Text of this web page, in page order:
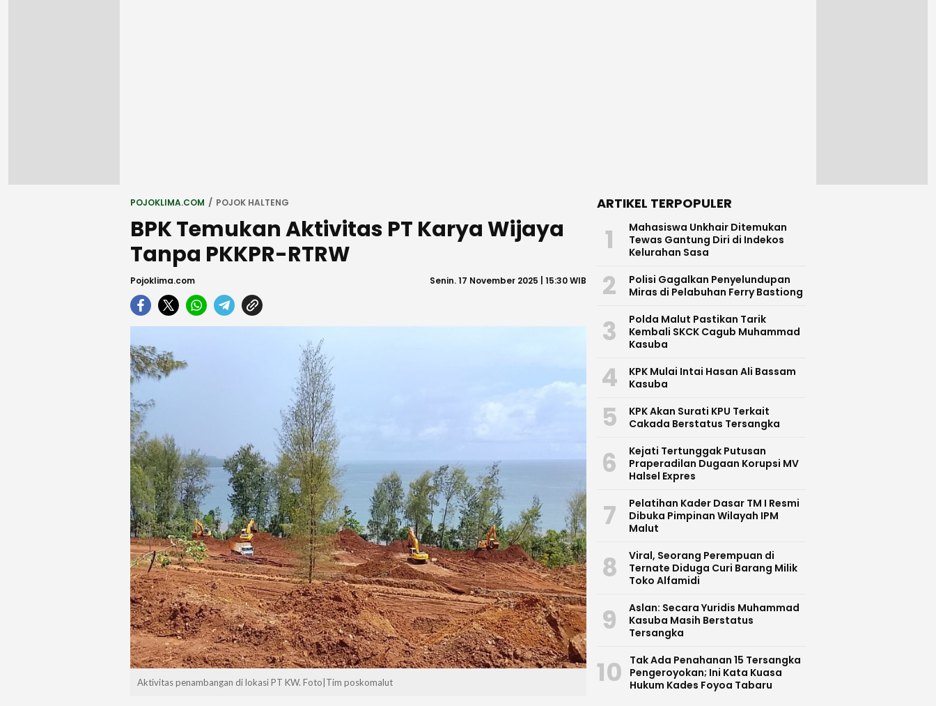
POJOKLIMA.COM POJOK HALTENG
BPK Temukan Aktivitas PT Karya Wijaya
Tanpa PKKPR-RTRW
Pojoklima.com Senin. 17 November 2025 | 15:30 WIB
Aktivitas penambangan di lokasi PT KW. Foto|Tim poskomalut
ARTIKEL TERPOPULER
1
Mahasiswa Unkhair Ditemukan
Tewas Gantung Diri di Indekos
Kelurahan Sasa
2
Polisi Gagalkan Penyelundupan
Miras di Pelabuhan Ferry Bastiong
3
Polda Malut Pastikan Tarik
Kembali SKCK Cagub Muhammad
Kasuba
4
KPK Mulai Intai Hasan Ali Bassam
Kasuba
5
KPK Akan Surati KPU Terkait
Cakada Berstatus Tersangka
6
Kejati Tertunggak Putusan
Praperadilan Dugaan Korupsi MV
Halsel Expres
7
Pelatihan Kader Dasar TM I Resmi
Dibuka Pimpinan Wilayah IPM
Malut
8
Viral, Seorang Perempuan di
Ternate Diduga Curi Barang Milik
Toko Alfamidi
9
Aslan: Secara Yuridis Muhammad
Kasuba Masih Berstatus
Tersangka
10
Tak Ada Penahanan 15 Tersangka
Pengeroyokan; Ini Kata Kuasa
Hukum Kades Foyoa Tabaru